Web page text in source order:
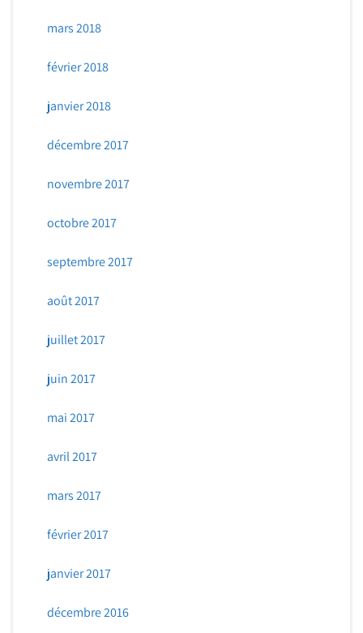
mars 2018
février 2018
janvier 2018
décembre 2017
novembre 2017
octobre 2017
septembre 2017
août 2017
juillet 2017
juin 2017
mai 2017
avril 2017
mars 2017
février 2017
janvier 2017
décembre 2016